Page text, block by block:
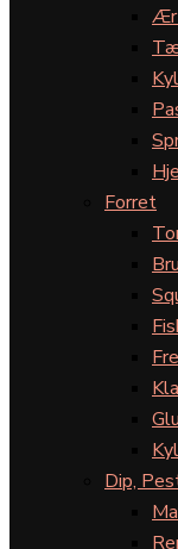
Forret
Dip,